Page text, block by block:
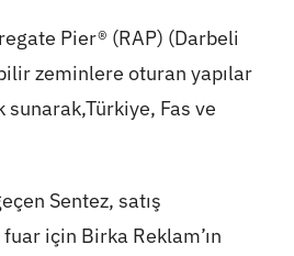
Pier® (RAP) (Darbeli
zeminlere oturan yapılar
Fas ve
Sentez, satış
için Birka Reklam’ın